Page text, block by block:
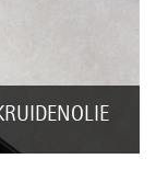
Mastergrill